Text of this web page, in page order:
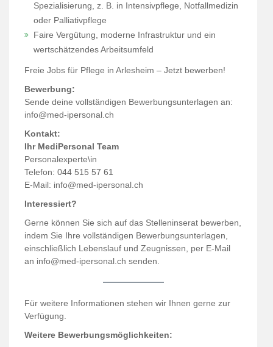
Spezialisierung, z. B. in Intensivpflege, Notfallmedizin
oder Palliativpflege
Faire Vergütung, moderne Infrastruktur und ein
wertschätzendes Arbeitsumfeld
Freie Jobs für Pflege in Arlesheim – Jetzt bewerben!
Bewerbung:
Sende deine vollständigen Bewerbungsunterlagen an:
info@med-ipersonal.ch
Kontakt:
Ihr MediPersonal Team
Personalexperte\in
Telefon: 044 515 57 61
E-Mail: info@med-ipersonal.ch
Interessiert?
Gerne können Sie sich auf das Stelleninserat bewerben,
indem Sie Ihre vollständigen Bewerbungsunterlagen,
einschließlich Lebenslauf und Zeugnissen, per E-Mail
an info@med-ipersonal.ch senden.
Für weitere Informationen stehen wir Ihnen gerne zur
Verfügung.
Weitere Bewerbungsmöglichkeiten: